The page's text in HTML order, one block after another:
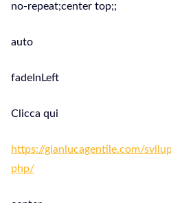
no-repeat;center top;;
auto
fadeInLeft
Clicca qui
https://gianlucagentile.com/
php/